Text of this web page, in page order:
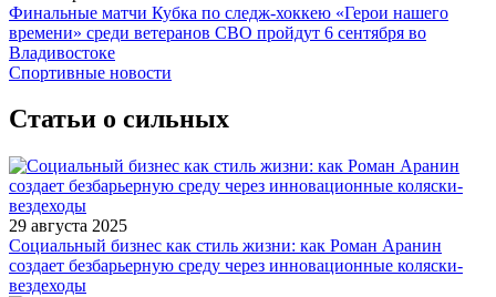
Финальные матчи Кубка по следж-хоккею «Герои нашего
времени» среди ветеранов СВО пройдут 6 сентября во
Владивостоке
Спортивные новости
Статьи о сильных
29 августа 2025
Социальный бизнес как стиль жизни: как Роман Аранин
создает безбарьерную среду через инновационные коляски-
вездеходы